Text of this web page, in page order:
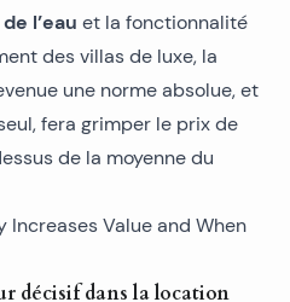
l’eau et la fonctionnalité
des villas de luxe, la
une norme absolue, et
fera grimper le prix de
de la moyenne du
décisif dans la location